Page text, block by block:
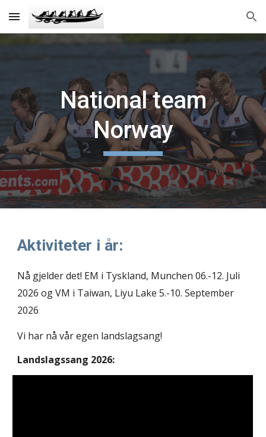
Skip to main content Skip to navigation
National team
Norway
Aktiviteter i år:
Nå gjelder det! EM i Tyskland, Munchen 06.-12. Juli
2026 og VM i Taiwan, Liyu Lake 5.-10. September
2026
Vi har nå vår egen landslagsang!
Landslagssang 2026: